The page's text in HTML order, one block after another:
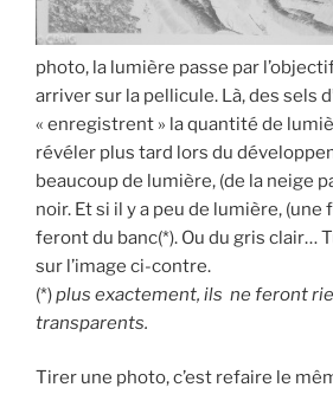
photo, la lumière passe par
arriver sur la pellicule. Là, des sels
« enregistrent » la quantité de
révéler plus tard lors du
beaucoup de lumière, (de la neige
noir. Et si il y a peu de lumière, (une
feront du banc(*). Ou du gris clair…
sur l’image ci-contre.
(*)plus exactement, ils ne feront
transparents.
Tirer une photo, c’est refaire le